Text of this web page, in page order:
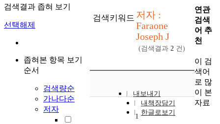
검색결과 좁혀 보기
선택해제
좁혀본 항목 보기
순서
검색량순
가나다순
저자
검색키워드 저자 :
Faraone
Joseph J
(검색결과 2 건)
내보내기
내책장담기
한글로보기
1
연관
검색
어 추
천
이 검
색어
로 많
이 본
자료